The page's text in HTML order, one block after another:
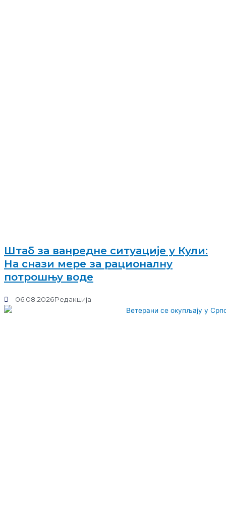
Штаб за ванредне ситуације у Кули:
На снази мере за рационалну
потрошњу воде
06.08.2026Редакција